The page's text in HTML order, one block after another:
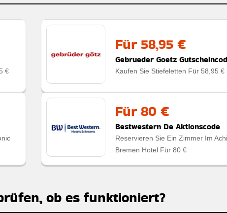
€
Für 58,95 €
Gebrueder Goetz
Kaufen Sie Stiefeletten Für 58,95 €
Für 80 €
Bestwestern De Aktionscode
Reservieren Sie Ein Zimmer Im
Bremen Hotel Für 80 €
ob es funktioniert?